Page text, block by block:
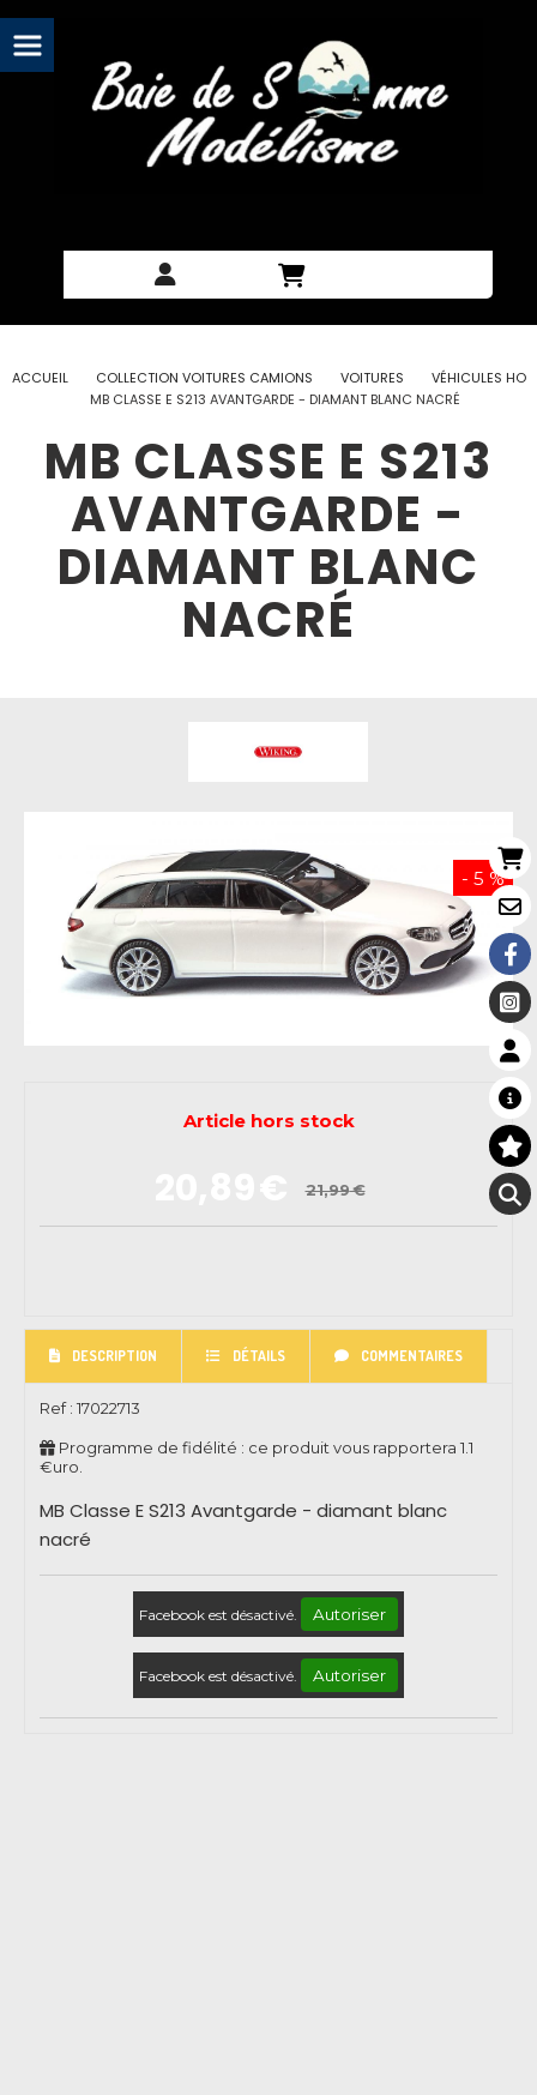
ACCUEIL COLLECTION VOITURES CAMIONS VOITURES
VÉHICULES HO
MB CLASSE E S213 AVANTGARDE - DIAMANT BLANC NACRÉ
MB CLASSE E S213
AVANTGARDE -
DIAMANT BLANC
NACRÉ
- 5 %
21,99€
Article hors stock
DESCRIPTION DÉTAILS COMMENTAIRES
Ref : 17022713
Programme de fidélité : ce produit vous rapportera 1.1
€uro.
MB Classe E S213 Avantgarde - diamant blanc
nacré
Facebook est désactivé. Autoriser
Facebook est désactivé. Autoriser